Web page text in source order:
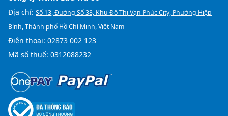
Địa chỉ: Số 13, Đường Số 38, Khu Đô Thị Vạn Phúc City, Phường Hiệp
Bình, Thành phố Hồ Chí Minh, Việt Nam
Điện thoại: 02873 002 123
Mã số thuế: 0312088232